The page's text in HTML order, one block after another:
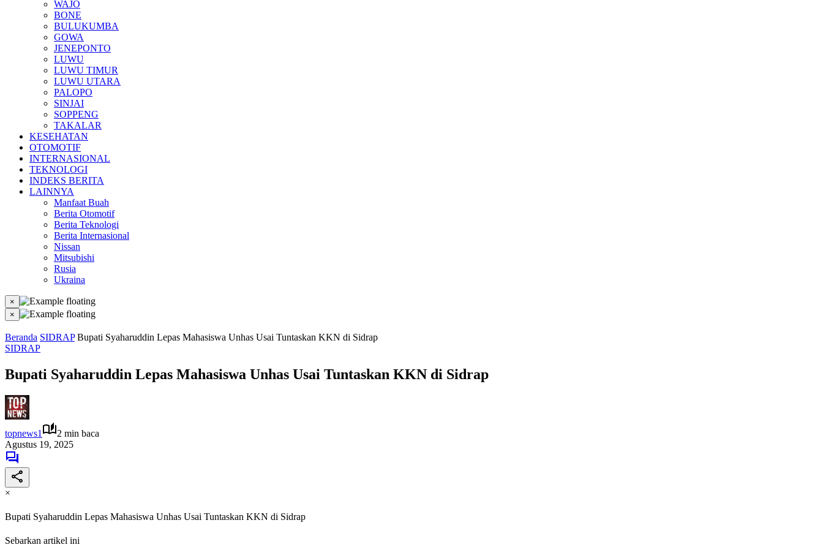
WAJO
BONE
BULUKUMBA
GOWA
JENEPONTO
LUWU
LUWU TIMUR
LUWU UTARA
PALOPO
SINJAI
SOPPENG
TAKALAR
KESEHATAN
OTOMOTIF
INTERNASIONAL
TEKNOLOGI
INDEKS BERITA
LAINNYA
Manfaat Buah
Berita Otomotif
Berita Teknologi
Berita Internasional
Nissan
Mitsubishi
Rusia
Ukraina
×
×
Beranda SIDRAP Bupati Syaharuddin Lepas Mahasiswa Unhas Usai Tuntaskan KKN di Sidrap
SIDRAP
Bupati Syaharuddin Lepas Mahasiswa Unhas Usai Tuntaskan KKN di Sidrap
topnews1
2 min baca
Agustus 19, 2025
×
Bupati Syaharuddin Lepas Mahasiswa Unhas Usai Tuntaskan KKN di Sidrap
Sebarkan artikel ini